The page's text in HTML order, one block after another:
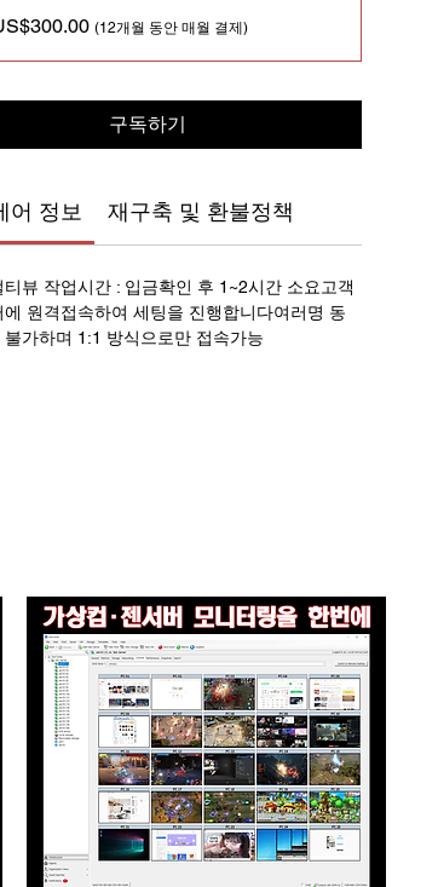
(12개월 동안 매월 결제)
구독하기
어 정보 재구축 및 환불정책
티뷰 작업시간 : 입금확인 후 1~2시간 소요고객
에 원격접속하여 세팅을 진행합니다여러명 동
불가하며 1:1 방식으로만 접속가능